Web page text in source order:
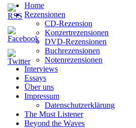
Home
Rezensionen
CD-Rezension
Konzertrezensionen
DVD-Rezensionen
Buchrezensionen
Notenrezensionen
Interviews
Essays
Über uns
Impressum
Datenschutzerklärung
The Must Listener
Beyond the Waves